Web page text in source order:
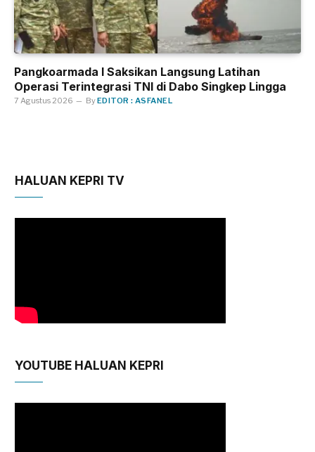
Pangkoarmada I Saksikan Langsung Latihan
Operasi Terintegrasi TNI di Dabo Singkep Lingga
7 Agustus 2026 ByEDITOR : ASFANEL
HALUAN KEPRI TV
YOUTUBE HALUAN KEPRI